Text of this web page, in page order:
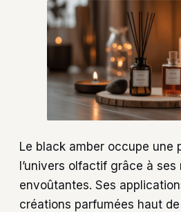
Le black amber occupe une
l’univers olfactif grâce à
envoûtantes. Ses
créations parfumées haut